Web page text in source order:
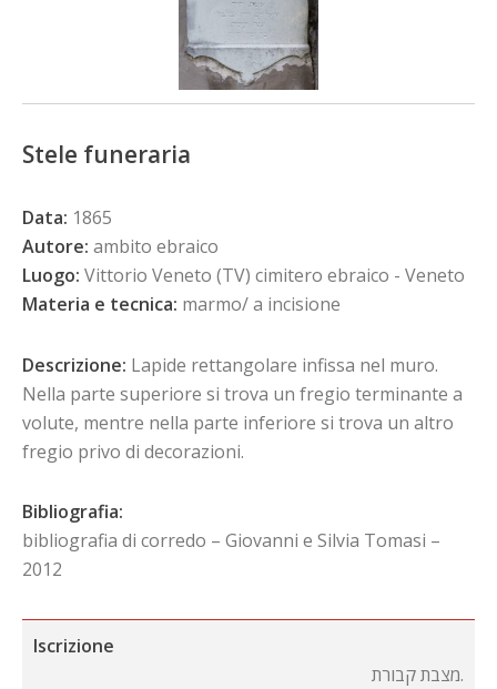
Stele funeraria
Data: 1865
Autore: ambito ebraico
Luogo: Vittorio Veneto (TV) cimitero ebraico - Veneto
Materia e tecnica: marmo/ a incisione
Descrizione: Lapide rettangolare infissa nel muro.
Nella parte superiore si trova un fregio terminante a
volute, mentre nella parte inferiore si trova un altro
fregio privo di decorazioni.
Bibliografia:
bibliografia di corredo – Giovanni e Silvia Tomasi –
2012
Iscrizione
מצבת קבורת.